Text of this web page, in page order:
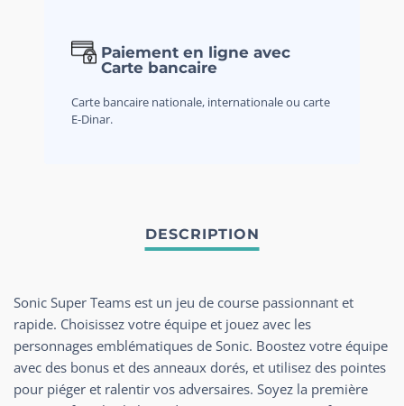
Paiement en ligne avec
Carte bancaire
Carte bancaire nationale, internationale ou carte
E-Dinar.
Sonic Super Teams est un jeu de course passionnant et
rapide. Choisissez votre équipe et jouez avec les
personnages emblématiques de Sonic. Boostez votre équipe
avec des bonus et des anneaux dorés, et utilisez des pointes
pour piéger et ralentir vos adversaires. Soyez la première